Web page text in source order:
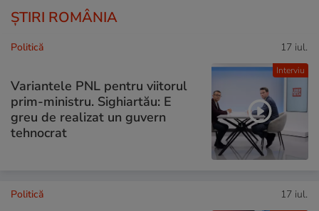
ȘTIRI ROMÂNIA
Interviu
Politică 17 iul.
Variantele PNL pentru viitorul
prim-ministru. Sighiartău: E
greu de realizat un guvern
tehnocrat
Politică 17 iul.